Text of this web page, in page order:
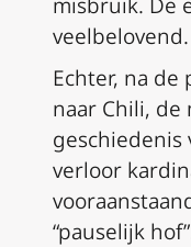
veelbelovend.
Echter, na de
naar Chili, de
geschiedenis
verloor
“pauselijk